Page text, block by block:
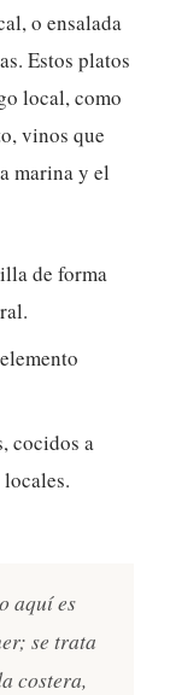
o ensalada
Estos platos
local, como
vinos que
marina y el
de forma
cocidos a
aquí es
se trata
costera,